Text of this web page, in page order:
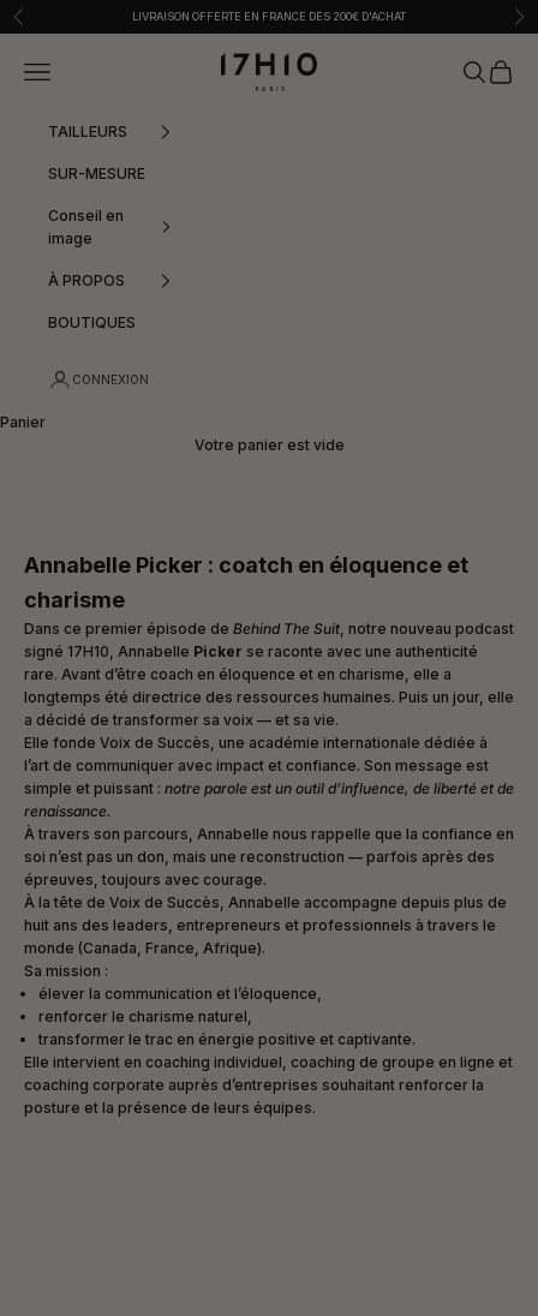
Passer au contenu
Précédent LIVRAISON OFFERTE EN FRANCE DÈS 200€ D'ACHAT
17h10
Menu Recherche
Panier
TAILLEURS
SUR-MESURE
Conseil en
image
À PROPOS
BOUTIQUES
CONNEXION
Panier
Votre panier est vide
Annabelle Picker : coatch en éloquence et
charisme
Dans ce premier épisode de Behind The Suit, notre nouveau podcast
signé 17H10, Annabelle Picker se raconte avec une authenticité
rare. Avant d’être coach en éloquence et en charisme, elle a
longtemps été directrice des ressources humaines. Puis un jour, elle
a décidé de transformer sa voix — et sa vie.
Elle fonde Voix de Succès, une académie internationale dédiée à
l’art de communiquer avec impact et confiance. Son message est
simple et puissant : notre parole est un outil d’influence, de liberté et de
renaissance.
À travers son parcours, Annabelle nous rappelle que la confiance en
soi n’est pas un don, mais une reconstruction — parfois après des
épreuves, toujours avec courage.
Les projets
Engagements et collaborations
À la tête de Voix de Succès, Annabelle accompagne depuis plus de
huit ans des leaders, entrepreneurs et professionnels à travers le
monde (Canada, France, Afrique).
Sa mission :
élever la communication et l’éloquence,
renforcer le charisme naturel,
transformer le trac en énergie positive et captivante.
Elle intervient en coaching individuel, coaching de groupe en ligne et
coaching corporate auprès d’entreprises souhaitant renforcer la
posture et la présence de leurs équipes.